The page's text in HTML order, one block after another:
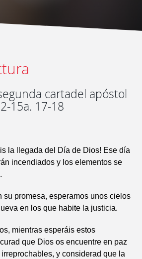
cartadel apóstol
15a. 17-18
la llegada del Día de Dios! Ese día
incendiados y los elementos se
su promesa, esperamos unos cielos
en los que habite la justicia.
mientras esperáis estos
que Dios os encuentre en paz
y considerad que la